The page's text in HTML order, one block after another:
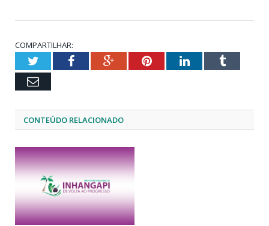
COMPARTILHAR:
TwitterFacebookGoogle+PinterestLinkedInTumblr
Email
CONTEÚDO RELACIONADO